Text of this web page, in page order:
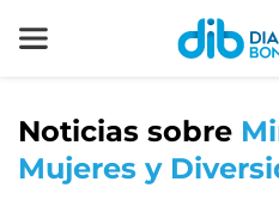
Noticias sobre
Mujeres y